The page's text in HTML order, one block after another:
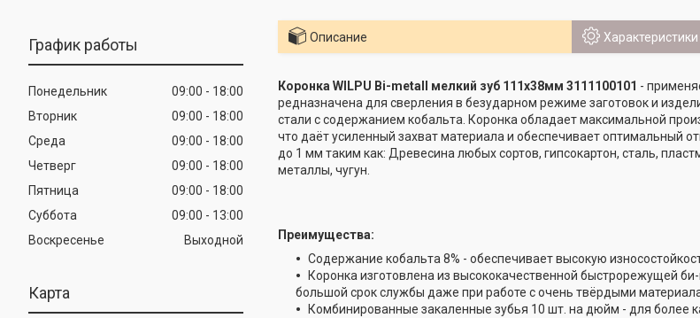
График работы
Понедельник 09:00
18:00
Вторник
09:00
18:00
Среда
09:00
18:00
Четверг
09:00
18:00
Пятница
09:00
18:00
Суббота
09:00
13:00
Воскресенье
Выходной
Карта
Описание Характеристики
Коронка WILPU Bi-metall мелкий зуб 111х38мм 3111100101 -
редназначена для сверления в безударном режиме заготовок и
стали с содержанием кобальта. Коронка обладает максимальной
что даёт усиленный захват материала и обеспечивает оптимальный
до 1 мм таким как: Древесина любых сортов, гипсокартон, сталь,
металлы, чугун.
Преимущества:
Содержание кобальта 8% - обеспечивает высокую
Коронка изготовлена из высококачественной быстрорежущей
большой срок службы даже при работе с очень твёрдыми
Комбинированные закаленные зубья 10 шт. на дюйм - для более